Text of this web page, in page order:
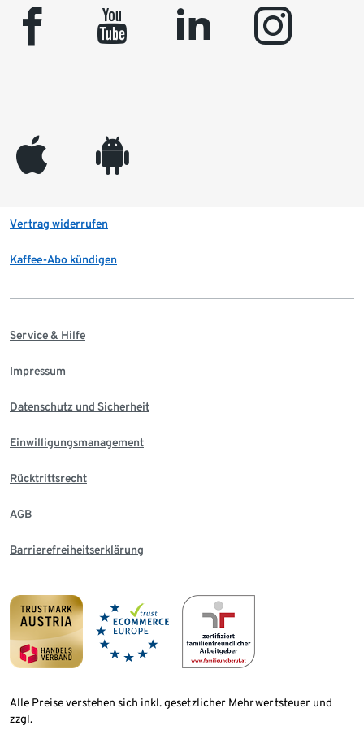
facebook youtube linkedin instagram
appleinc android
Vertrag widerrufen
Kaffee-Abo kündigen
Service & Hilfe
Impressum
Datenschutz und Sicherheit
Einwilligungsmanagement
Rücktrittsrecht
AGB
Barrierefreiheitserklärung
Alle Preise verstehen sich inkl. gesetzlicher Mehrwertsteuer und
zzgl.